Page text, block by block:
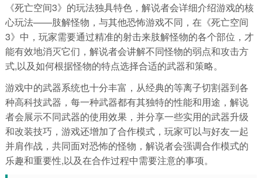
《死亡空间3》的玩法独具特色，解说者会详细介绍游戏的核
心玩法——肢解怪物，与其他恐怖游戏不同，在《死亡空间
3》中，玩家需要通过精准的射击来肢解怪物的各个部位，才
能有效地消灭它们，解说者会讲解不同怪物的弱点和攻击方
式,以及如何根据怪物的特点选择合适的武器和策略。
游戏中的武器系统也十分丰富，从经典的等离子切割器到各
种高科技武器，每一种武器都有其独特的性能和用途，解说
者会展示不同武器的使用效果，并分享一些实用的武器升级
和改装技巧，游戏还增加了合作模式，玩家可以与好友一起
并肩作战，共同面对恐怖的怪物，解说者会强调合作模式的
乐趣和重要性,以及在合作过程中需要注意的事项。